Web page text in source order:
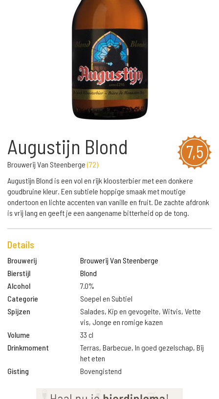
7,5
Augustijn Blond
Brouwerij Van Steenberge(72)
Augustijn Blond is een vol en rijk kloosterbier met een donkere
goudbruine kleur. Een subtiele hoppige smaak met moutige
ondertoon en lichte accenten van vanille en fruit. De zachte afdronk
is vrij lang en geeft je een aangename bitterheid op de tong.
Details
Brouwerij
Brouwerij Van Steenberge
Bierstijl
Blond
Alcohol
7.0%
Categorie
Soepel en Subtiel
Spijzen
Salades, Kip en gevogelte, Witvis, Vette
vis, Jonge en romige kazen
Volume
33 cl
Drinkmoment
Terras, Barbecue, In goed gezelschap, Bij
het eten
Gisting
Bovengistend